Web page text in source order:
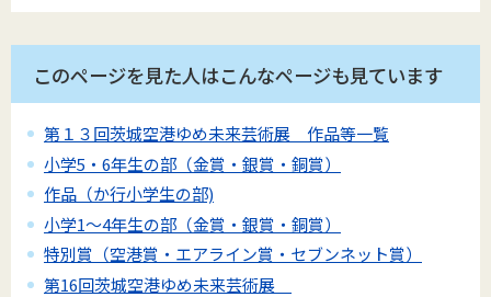
このページを見た人はこんなページも見ています
第１３回茨城空港ゆめ未来芸術展 作品等一覧
小学5・6年生の部（金賞・銀賞・銅賞）
作品（か行小学生の部)
小学1～4年生の部（金賞・銀賞・銅賞）
特別賞（空港賞・エアライン賞・セブンネット賞）
第16回茨城空港ゆめ未来芸術展